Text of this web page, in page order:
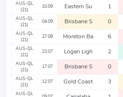
AUS-QL
(21)
10.09 Eastern Su 1
AUS-QL
(21)
04.09 Brisbane S 0
AUS-QL
(21)
27.08 Moreton Ba 6
AUS-QL
(21)
23.07 Logan Ligh 2
AUS-QL
(21)
17.07 Brisbane S 0
AUS-QL
(21)
12.07 Gold Coast 3
AUS-QL